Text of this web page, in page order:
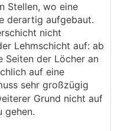
Stellen, wo eine
derartig aufgebaut.
nicht
Lehmschicht auf: ab
Seiten der Löcher an
auf eine
sehr großzügig
Grund nicht auf
gehen.